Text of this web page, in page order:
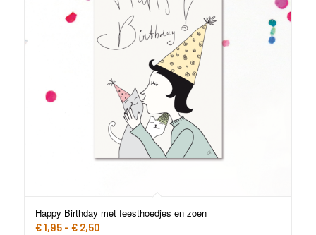
Happy Birthday met feesthoedjes en zoen
€1,95 - €2,50Prijsklasse: